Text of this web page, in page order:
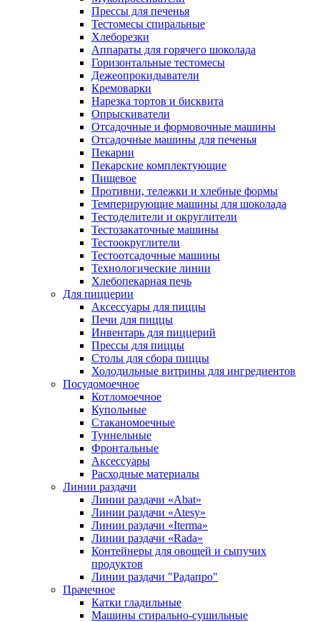
Прессы для печенья
Тестомесы спиральные
Хлеборезки
Аппараты для горячего шоколада
Горизонтальные тестомесы
Дежеопрокидыватели
Кремоварки
Нарезка тортов и бисквита
Опрыскиватели
Отсадочные и формовочные машины
Отсадочные машины для печенья
Пекарни
Пекарские комплектующие
Пищевое
Противни, тележки и хлебные формы
Темперирующие машины для шоколада
Тестоделители и округлители
Тестозакаточные машины
Тестоокруглители
Тестоотсадочные машины
Технологические линии
Хлебопекарная печь
Для пиццерии
Аксессуары для пиццы
Печи для пиццы
Инвентарь для пиццерий
Прессы для пиццы
Столы для сбора пиццы
Холодильные витрины для ингредиентов
Посудомоечное
Котломоечное
Купольные
Стаканомоечные
Туннельные
Фронтальные
Аксессуары
Расходные материалы
Линии раздачи
Линии раздачи «Abat»
Линии раздачи «Atesy»
Линии раздачи «Iterma»
Линии раздачи «Rada»
Контейнеры для овощей и сыпучих
продуктов
Линии раздачи "Радапро"
Прачечное
Катки гладильные
Машины стирально-сушильные